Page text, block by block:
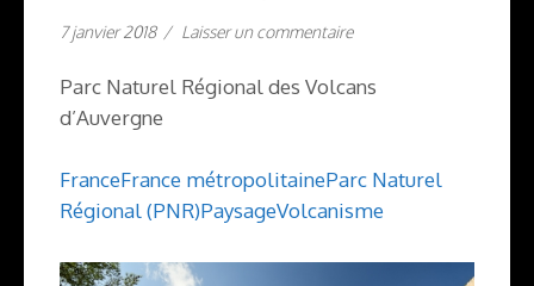
7 janvier 2018 / Laisser un commentaire
Parc Naturel Régional des Volcans
d’Auvergne
FranceFrance métropolitaineParc Naturel
Régional (PNR)PaysageVolcanisme